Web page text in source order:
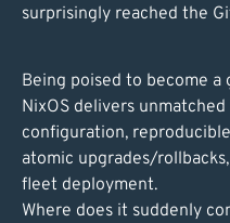
surprisingly reached the
Being poised to become a
NixOS delivers
configuration,
atomic upgrades/
fleet deployment.
Where does it suddenly